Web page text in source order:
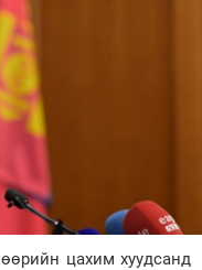
цахим хуудсанд